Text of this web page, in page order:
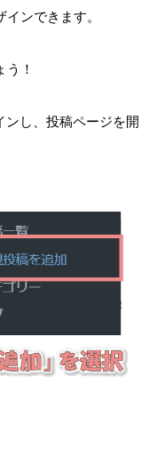
ンできます。
！
ンし、投稿ページを開